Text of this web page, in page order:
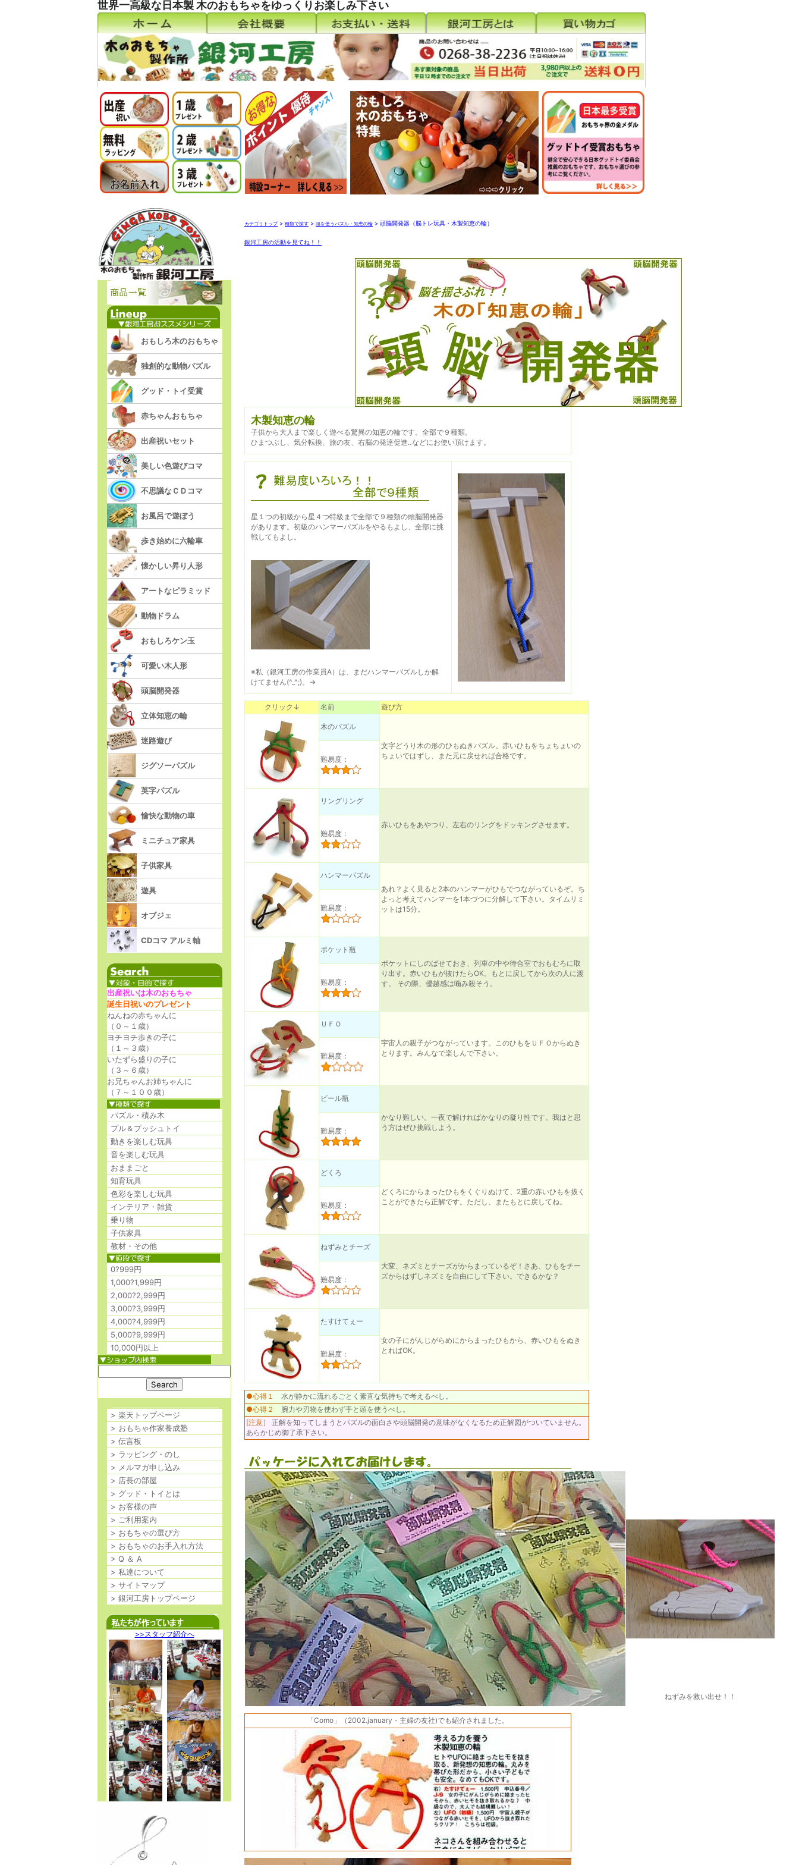
世界一高級な日本製 木のおもちゃをゆっくりお楽しみ下さい
おもしろ木のおもちゃ
独創的な動物パズル
グッド・トイ受賞
赤ちゃんおもちゃ
出産祝いセット
美しい色遊びコマ
不思議なＣＤコマ
お風呂で遊ぼう
歩き始めに六輪車
懐かしい昇り人形
アートなピラミッド
動物ドラム
おもしろケン玉
可愛い木人形
頭脳開発器
立体知恵の輪
迷路遊び
ジグソーパズル
英字パズル
愉快な動物の車
ミニチュア家具
子供家具
遊具
オブジェ
CDコマ アルミ軸
出産祝いは木のおもちゃ
誕生日祝いのプレゼント
ねんねの赤ちゃんに
（０～１歳）
ヨチヨチ歩きの子に
（１～３歳）
いたずら盛りの子に
（３～６歳）
お兄ちゃんお姉ちゃんに
（７～１００歳）
パズル・積み木
プル＆プッシュトイ
動きを楽しむ玩具
音を楽しむ玩具
おままごと
知育玩具
色彩を楽しむ玩具
インテリア・雑貨
乗り物
子供家具
教材・その他
0?999円
1,000?1,999円
2,000?2,999円
3,000?3,999円
4,000?4,999円
5,000?9,999円
10,000円以上
> 楽天トップページ
> おもちゃ作家養成塾
> 伝言板
> ラッピング・のし
> メルマガ申し込み
> 店長の部屋
> グッド・トイとは
> お客様の声
> ご利用案内
> おもちゃの選び方
> おもちゃのお手入れ方法
> Q ＆ A
> 私達について
> サイトマップ
> 銀河工房トップページ
>>スタッフ紹介へ
カテゴリトップ > 種類で探す > 頭を使うパズル・知恵の輪 > 頭脳開発器（脳トレ玩具・木製知恵の輪）
銀河工房の活動を見てね！！
木製知恵の輪
子供から大人まで楽しく遊べる驚異の知恵の輪です。全部で９種類。
ひまつぶし、気分転換、旅の友、右脳の発達促進‥などにお使い頂けます。
星１つの初級から星４つ特級まで全部で９種類の頭脳開発器
があります。初級のハンマーパズルをやるもよし、全部に挑
戦してもよし。
※私（銀河工房の作業員A）は、まだハンマーパズルしか解
けてません(^_^;)。→
クリック↓ 名前 遊び方
木のパズル
文字どうり木の形のひもぬきパズル。赤いひもをちょちょいの
ちょいではずし、また元に戻せれば合格です。
難易度：
リングリング
赤いひもをあやつり、左右のリングをドッキングさせます。
難易度：
ハンマーパズル
あれ？よく見ると2本のハンマーがひもでつながっているぞ。ち
よっと考えてハンマーを1本づつに分解して下さい。タイムリミ
ットは15分。
難易度：
ポケット瓶
ポケットにしのばせておき、列車の中や待合室でおもむろに取
り出す。赤いひもが抜けたらOK。もとに戻してから次の人に渡
す。 その際、優越感は噛み殺そう。
難易度：
ＵＦＯ
宇宙人の親子がつながっています。このひもをＵＦＯからぬき
とります。みんなで楽しんで下さい。
難易度：
ビール瓶
かなり難しい。一夜で解ければかなりの凝り性です。我はと思
う方はぜひ挑戦しよう。
難易度：
どくろ
どくろにからまったひもをくぐりぬけて、2重の赤いひもを抜く
ことができたら正解です。ただし、またもとに戻してね。
難易度：
ねずみとチーズ
大変、ネズミとチーズがからまっているぞ！さあ、ひもをチー
ズからはずしネズミを自由にして下さい。できるかな？
難易度：
たすけてぇー
女の子にがんじがらめにからまったひもから、赤いひもをぬき
とればOK。
難易度：
●心得１
水が静かに流れるごとく素直な気持ちで考えるべし。
●心得２
腕力や刃物を使わず手と頭を使うべし。
[注意］
正解を知ってしまうとパズルの面白さや頭脳開発の意味がなくなるため正解図がついていません。
あらかじめ御了承下さい。
ねずみを救い出せ！！
「Como」（2002.january・主婦の友社)でも紹介されました。